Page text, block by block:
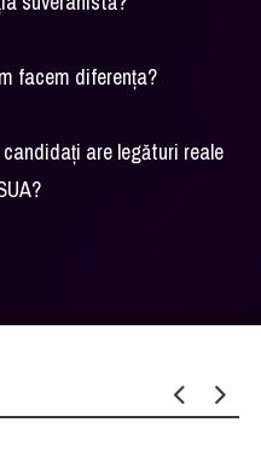
facem diferența?
are legături reale